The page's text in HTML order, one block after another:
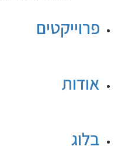
פרוייקטים
אודות
בלוג